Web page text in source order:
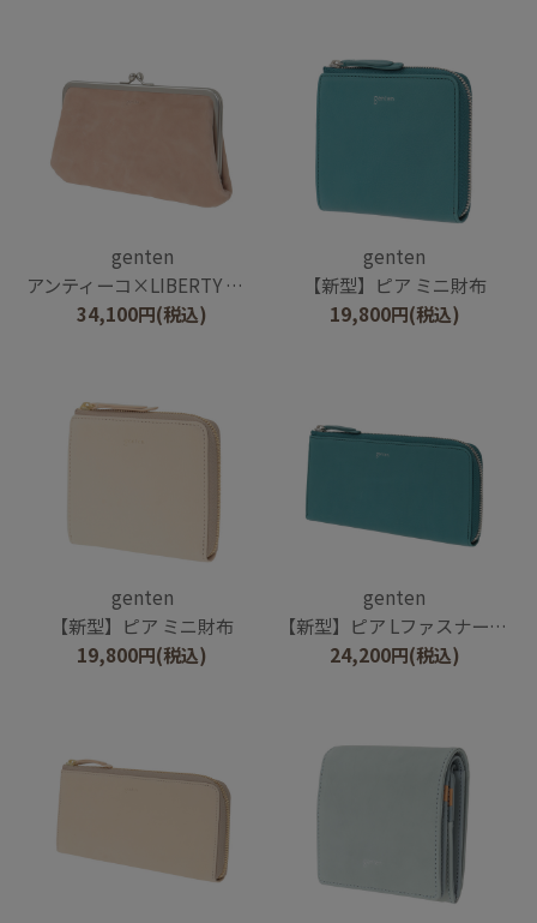
genten
アンティーコ×LIBERTY 口金長財布
34,100円(税込)
genten
【新型】ピア ミニ財布
19,800円(税込)
genten
【新型】ピア ミニ財布
19,800円(税込)
genten
【新型】ピア Lファスナー長財布
24,200円(税込)